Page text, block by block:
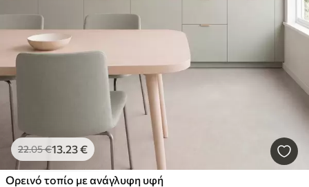
22.05€13 .23€
Ορεινό τοπίο με ανάγλυφη υφή